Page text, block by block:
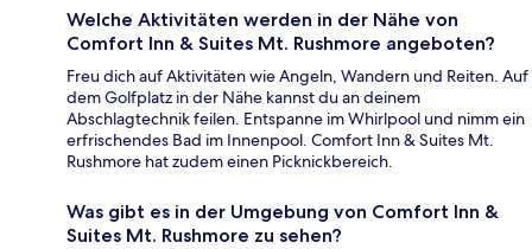
Welche Aktivitäten werden in der Nähe von
Comfort Inn & Suites Mt. Rushmore angeboten?
Freu dich auf Aktivitäten wie Angeln, Wandern und Reiten. Auf
dem Golfplatz in der Nähe kannst du an deinem
Abschlagtechnik feilen. Entspanne im Whirlpool und nimm ein
erfrischendes Bad im Innenpool. Comfort Inn & Suites Mt.
Rushmore hat zudem einen Picknickbereich.
Was gibt es in der Umgebung von Comfort Inn &
Suites Mt. Rushmore zu sehen?